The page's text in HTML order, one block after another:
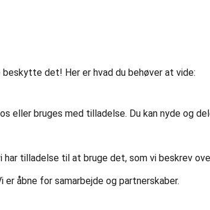
det! Her er hvad du behøver at vide:
eller bruges med tilladelse. Du kan nyde og
tilladelse til at bruge det, som vi beskrev
åbne for samarbejde og partnerskaber.